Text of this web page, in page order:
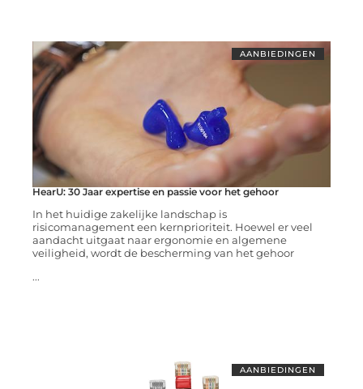
AANBIEDINGEN
HearU: 30 Jaar expertise en passie voor het gehoor
In het huidige zakelijke landschap is
risicomanagement een kernprioriteit. Hoewel er veel
aandacht uitgaat naar ergonomie en algemene
veiligheid, wordt de bescherming van het gehoor
...
AANBIEDINGEN